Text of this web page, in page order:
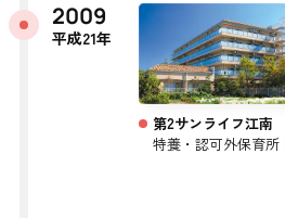
2009
平成21年
第2サンライフ江南
特養・認可外保育所